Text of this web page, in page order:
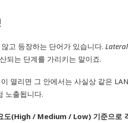
고 등장하는 단어가 있습니다.
되는 단계를 가리키는 말이죠.
열리면 그 안에서는 사실상 같은
노출됩니다.
도(High / Medium / Low) 기준으로